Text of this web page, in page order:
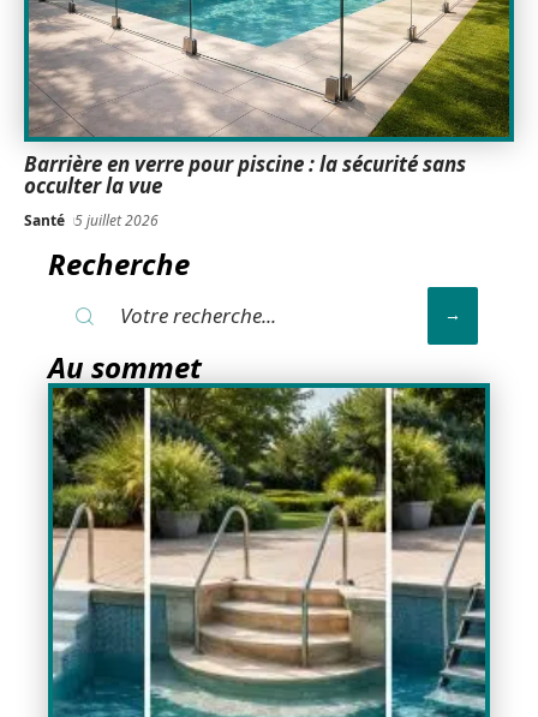
Barrière en verre pour piscine : la sécurité sans
occulter la vue
Santé 5 juillet 2026
Recherche
Au sommet